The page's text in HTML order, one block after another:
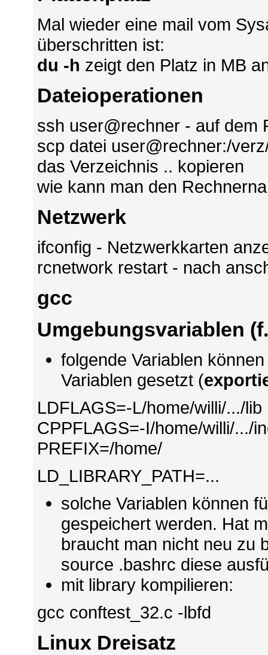
Mal wieder eine mail vom
überschritten ist:
du -h zeigt den Platz in MB
Dateioperationen
ssh user@rechner - auf dem
scp datei user@rechner:/
das Verzeichnis .. kopieren
wie kann man den
Netzwerk
ifconfig - Netzwerkkarten
rcnetwork restart - nach
gcc
Umgebungsvariablen
folgende Variablen
Variablen gesetzt (
LDFLAGS=-L/home/willi/.../lib
CPPFLAGS=-I/home/willi/.../
PREFIX=/home/
LD_LIBRARY_PATH=...
solche Variablen können
gespeichert werden. Hat
braucht man nicht neu zu
source .bashrc diese
mit library kompilieren:
gcc conftest_32.c -lbfd
Linux Dreisatz